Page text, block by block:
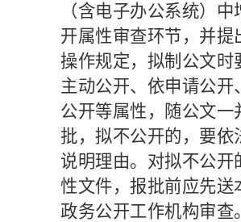
（含电子办公系统）中
开属性审查环节，并提
操作规定，拟制公文时
主动公开、依申请公开
公开等属性，随公文一
批，拟不公开的，要依
说明理由。对拟不公开
性文件，报批前应先送
政务公开工作机构审查